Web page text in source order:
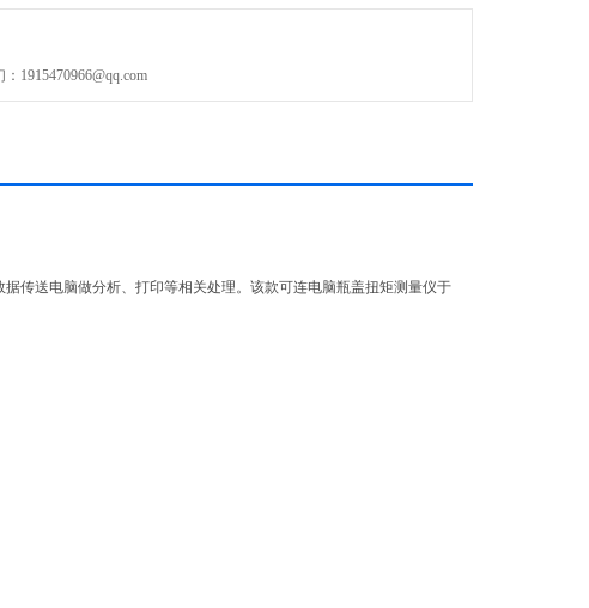
1915470966@qq.com
传送电脑做分析、打印等相关处理。该款可连电脑瓶盖扭矩测量仪于